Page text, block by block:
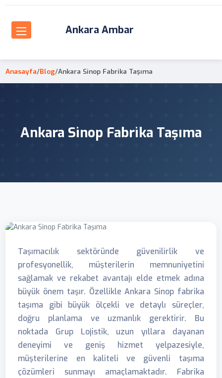
Ankara Ambar
Anasayfa/Blog/Ankara Sinop Fabrika Taşıma
Ankara Sinop Fabrika Taşıma
Taşımacılık sektöründe güvenilirlik ve
profesyonellik, müşterilerin memnuniyetini
sağlamak ve rekabet avantajı elde etmek adına
büyük önem taşır. Özellikle Ankara Sinop fabrika
taşıma gibi büyük ölçekli ve detaylı süreçler,
doğru planlama ve uzmanlık gerektirir. Bu
noktada Grup Lojistik, uzun yıllara dayanan
deneyimi ve geniş hizmet yelpazesiyle,
müşterilerine en kaliteli ve güvenli taşıma
çözümleri sunmayı amaçlamaktadır. Fabrika